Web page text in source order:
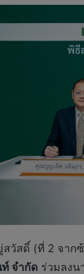
วัสดิ์ (ที่ 2 จาก
ท์ จำกัด ร่วมลง